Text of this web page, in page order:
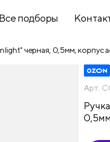
Все подборы
черная, 0,5мм, корпус
Арт.